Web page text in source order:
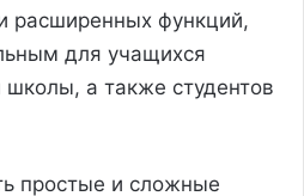
расширенных функций,
для учащихся
школы, а также студентов
простые и сложные